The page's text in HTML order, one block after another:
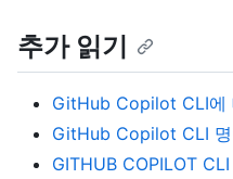
추가 읽기
GitHub Copilot CLI에
GitHub Copilot CLI
GITHUB COPILOT